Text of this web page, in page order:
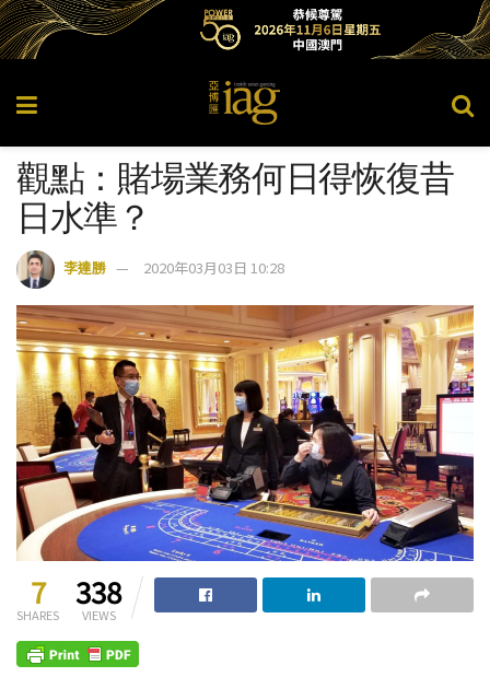
觀點：賭場業務何日得恢復昔
日水準？
李達勝 2020年03月03日 10:28
7
SHARES
338
VIEWS